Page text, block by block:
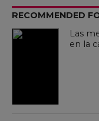
RECOMMENDED
Las
en la